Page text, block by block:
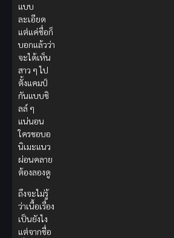
แบบ
ละเอียด
แต่แค่ชื่อก็
บอกแล้วว่า
จะได้เห็น
สาว ๆ ไป
ตั้งแคมป์
กันแบบชิ
ลล์ ๆ
แน่นอน
ใครชอบอ
นิเมะแนว
ผ่อนคลาย
ต้องลองดู
ถึงจะไม่รู้
ว่าเนื้อเรื่อง
เป็นยังไง
แต่จากชื่อ